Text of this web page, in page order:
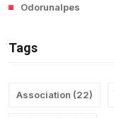
Odorunalpes
Tags
Association (22)